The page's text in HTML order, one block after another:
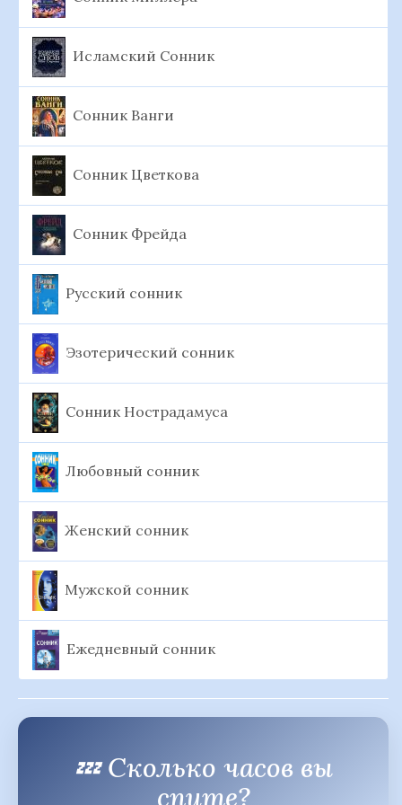
Исламский Сонник
Сонник Ванги
Сонник Цветкова
Сонник Фрейда
Русский сонник
Эзотерический сонник
Сонник Нострадамуса
Любовный сонник
Женский сонник
Мужской сонник
Ежедневный сонник
💤 Сколько часов вы
спите?